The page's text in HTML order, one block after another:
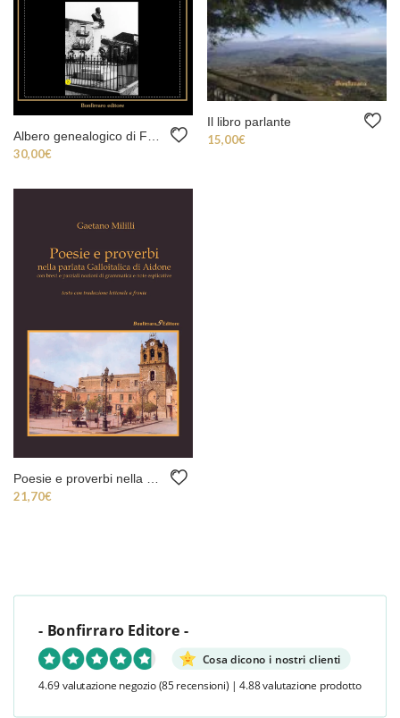
30,00€
Il libro parlante
15,00€
21,70€
- Bonfirraro Editore -
Cosa dicono i nostri clienti
4.69 valutazione negozio (85 recensioni) | 4.88 valutazione prodotto